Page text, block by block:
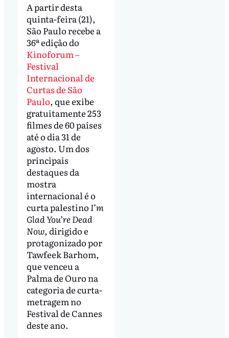
A partir desta
quinta-feira (21),
São Paulo recebe a
36ª edição do
Kinoforum –
Festival
Internacional de
Curtas de São
Paulo, que exibe
gratuitamente 253
filmes de 60 países
até o dia 31 de
agosto. Um dos
principais
destaques da
mostra
internacional é o
curta palestino I’m
Glad You’re Dead
Now, dirigido e
protagonizado por
Tawfeek Barhom,
que venceu a
Palma de Ouro na
categoria de curta-
metragem no
Festival de Cannes
deste ano.